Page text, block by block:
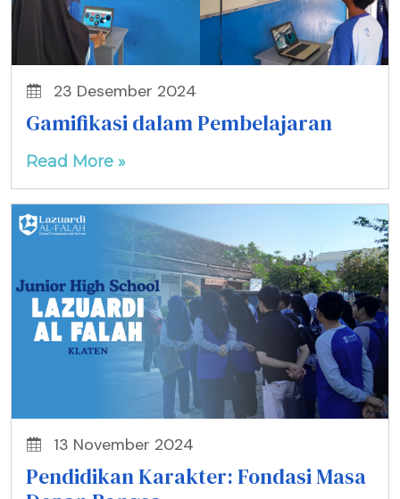
23 Desember 2024
Gamifikasi dalam Pembelajaran
Read More »
13 November 2024
Pendidikan Karakter: Fondasi Masa